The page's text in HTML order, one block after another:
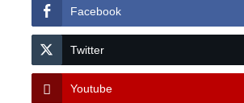
Facebook
Twitter
Youtube